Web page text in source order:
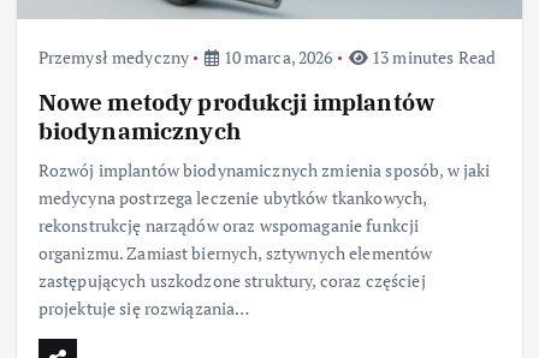
Przemysł medyczny 10 marca, 2026 13 minutes Read
Nowe metody produkcji implantów
biodynamicznych
Rozwój implantów biodynamicznych zmienia sposób, w jaki
medycyna postrzega leczenie ubytków tkankowych,
rekonstrukcję narządów oraz wspomaganie funkcji
organizmu. Zamiast biernych, sztywnych elementów
zastępujących uszkodzone struktury, coraz częściej
projektuje się rozwiązania…